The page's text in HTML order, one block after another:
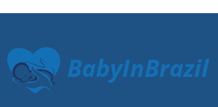
BabyInBrazil